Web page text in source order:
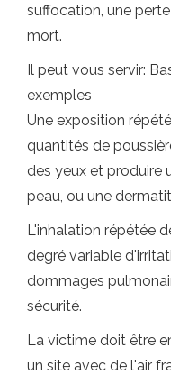
suffocation, une
mort.
Il peut vous servir:
exemples
Une exposition
quantités de
des yeux et produire
peau, ou une
L'inhalation répétée
degré variable
dommages
sécurité.
La victime doit être
un site avec de l'air